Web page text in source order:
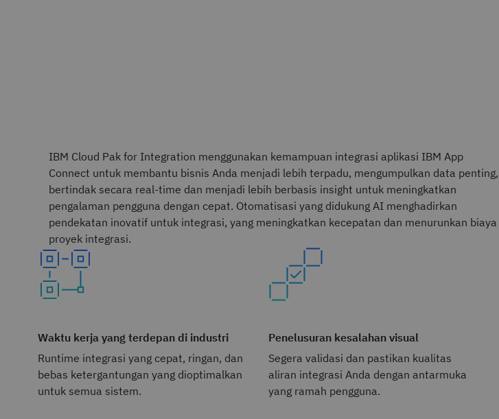
IBM Cloud Pak for Integration menggunakan kemampuan integrasi aplikasi IBM App
Connect untuk membantu bisnis Anda menjadi lebih terpadu, mengumpulkan data penting,
bertindak secara real-time dan menjadi lebih berbasis insight untuk meningkatkan
pengalaman pengguna dengan cepat. Otomatisasi yang didukung AI menghadirkan
pendekatan inovatif untuk integrasi, yang meningkatkan kecepatan dan menurunkan biaya
proyek integrasi.
Waktu kerja yang terdepan di industri
Runtime integrasi yang cepat, ringan, dan
bebas ketergantungan yang dioptimalkan
untuk semua sistem.
Penelusuran kesalahan visual
Segera validasi dan pastikan kualitas
aliran integrasi Anda dengan antarmuka
yang ramah pengguna.